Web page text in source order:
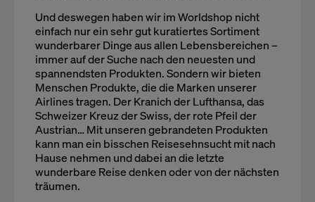
Und deswegen haben wir im Worldshop nicht
einfach nur ein sehr gut kuratiertes Sortiment
wunderbarer Dinge aus allen Lebensbereichen –
immer auf der Suche nach den neuesten und
spannendsten Produkten. Sondern wir bieten
Menschen Produkte, die die Marken unserer
Airlines tragen. Der Kranich der Lufthansa, das
Schweizer Kreuz der Swiss, der rote Pfeil der
Austrian… Mit unseren gebrandeten Produkten
kann man ein bisschen Reisesehnsucht mit nach
Hause nehmen und dabei an die letzte
wunderbare Reise denken oder von der nächsten
träumen.